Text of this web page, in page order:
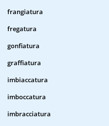
frangiatura
fregatura
gonfiatura
graffiatura
imbiaccatura
imboccatura
imbracciatura